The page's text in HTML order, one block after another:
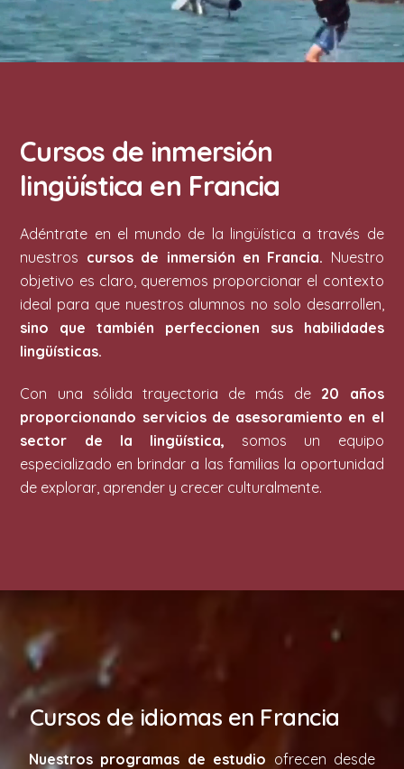
Cursos de inmersión
lingüística en Francia
Adéntrate en el mundo de la lingüística a través de
nuestros cursos de inmersión en Francia. Nuestro
objetivo es claro, queremos proporcionar el contexto
ideal para que nuestros alumnos no solo desarrollen,
sino que también perfeccionen sus habilidades
lingüísticas.
Con una sólida trayectoria de más de 20 años
proporcionando servicios de asesoramiento en el
sector de la lingüística, somos un equipo
especializado en brindar a las familias la oportunidad
de explorar, aprender y crecer culturalmente.
Cursos de idiomas en Francia
Nuestros programas de estudio ofrecen desde